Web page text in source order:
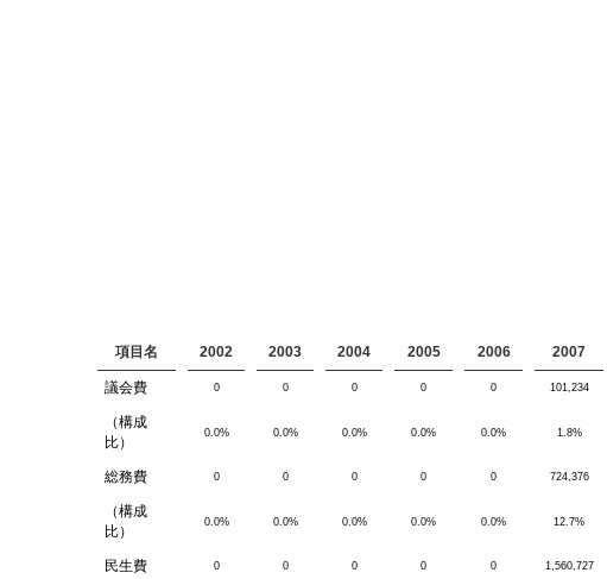
項目名 2002 2003 2004 2005 2006 2007
議会費 0 0 0 0 0 101,234
（構成
比）
0.0% 0.0% 0.0% 0.0% 0.0% 1.8%
総務費 0 0 0 0 0 724,376
（構成
比）
0.0% 0.0% 0.0% 0.0% 0.0% 12.7%
民生費 0 0 0 0 0 1,560,727